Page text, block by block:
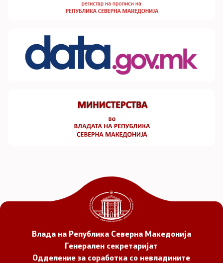
Влада на Република Северна Македонија
Генерален секретаријат
Одделение за соработка со невладините